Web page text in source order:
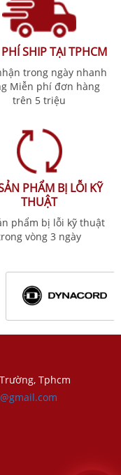
SHIP TẠI TPHCM
trong ngày nhanh
Miễn phí đơn hàng
trên 5 triệu
PHẨM BỊ LỖI KỸ
THUẬT
phẩm bị lỗi kỹ thuật
vòng 3 ngày
Tphcm